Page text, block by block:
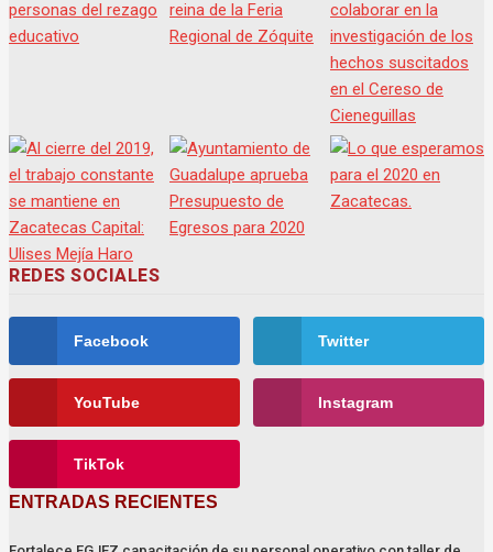
REDES SOCIALES
Facebook Twitter
YouTube Instagram
TikTok
ENTRADAS RECIENTES